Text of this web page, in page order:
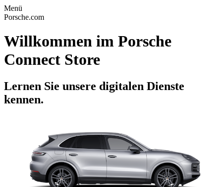
Menü
Porsche.com
Willkommen im Porsche
Connect Store
Lernen Sie unsere digitalen Dienste
kennen.